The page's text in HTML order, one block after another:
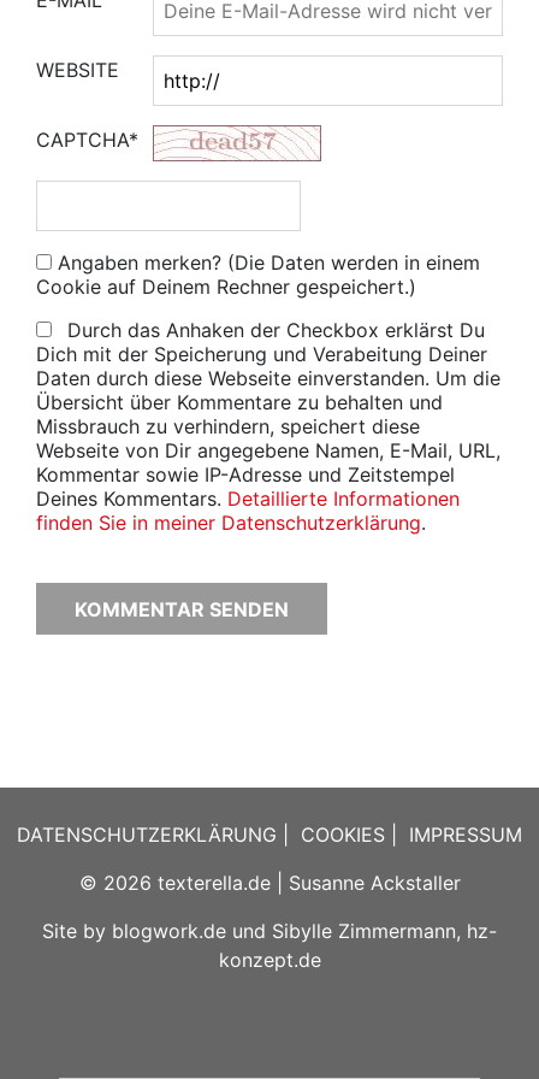
WEBSITE
CAPTCHA*
Angaben merken? (Die Daten werden in einem
Cookie auf Deinem Rechner gespeichert.)
Durch das Anhaken der Checkbox erklärst Du
Dich mit der Speicherung und Verabeitung Deiner
Daten durch diese Webseite einverstanden. Um die
Übersicht über Kommentare zu behalten und
Missbrauch zu verhindern, speichert diese
Webseite von Dir angegebene Namen, E-Mail, URL,
Kommentar sowie IP-Adresse und Zeitstempel
Deines Kommentars. Detaillierte Informationen
finden Sie in meiner Datenschutzerklärung.
DATENSCHUTZERKLÄRUNG COOKIES
IMPRESSUM
© 2026 texterella.de| Susanne Ackstaller
Site by blogwork.de und Sibylle Zimmermann, hz-
konzept.de